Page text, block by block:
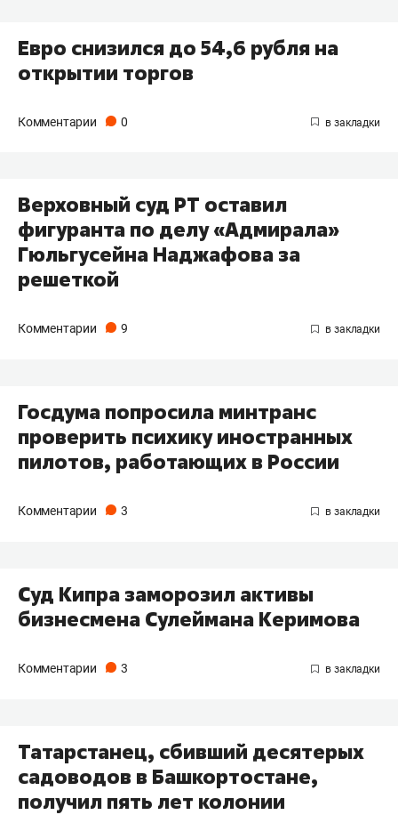
Евро снизился до 54,6 рубля на
открытии торгов
Комментарии 0
Верховный суд РТ оставил
фигуранта по делу «Адмирала»
Гюльгусейна Наджафова за
решеткой
Комментарии 9
Госдума попросила минтранс
проверить психику иностранных
пилотов, работающих в России
Комментарии 3
Суд Кипра заморозил активы
бизнесмена Сулеймана Керимова
Комментарии 3
Татарстанец, сбивший десятерых
садоводов в Башкортостане,
получил пять лет колонии